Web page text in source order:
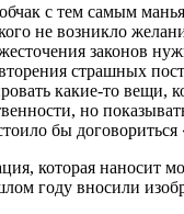
с тем самым
не возникло
законов
страшных
какие-то вещи,
но
бы договориться
которая наносит
году вносили